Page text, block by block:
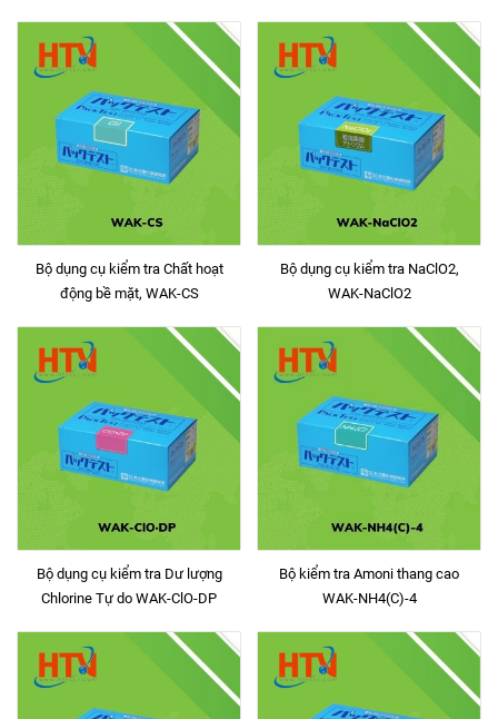
Bộ dụng cụ kiểm tra Chất hoạt
động bề mặt, WAK-CS
Bộ dụng cụ kiểm tra NaClO2,
WAK-NaClO2
Bộ dụng cụ kiểm tra Dư lượng
Chlorine Tự do WAK-ClO-DP
Bộ kiểm tra Amoni thang cao
WAK-NH4(C)-4